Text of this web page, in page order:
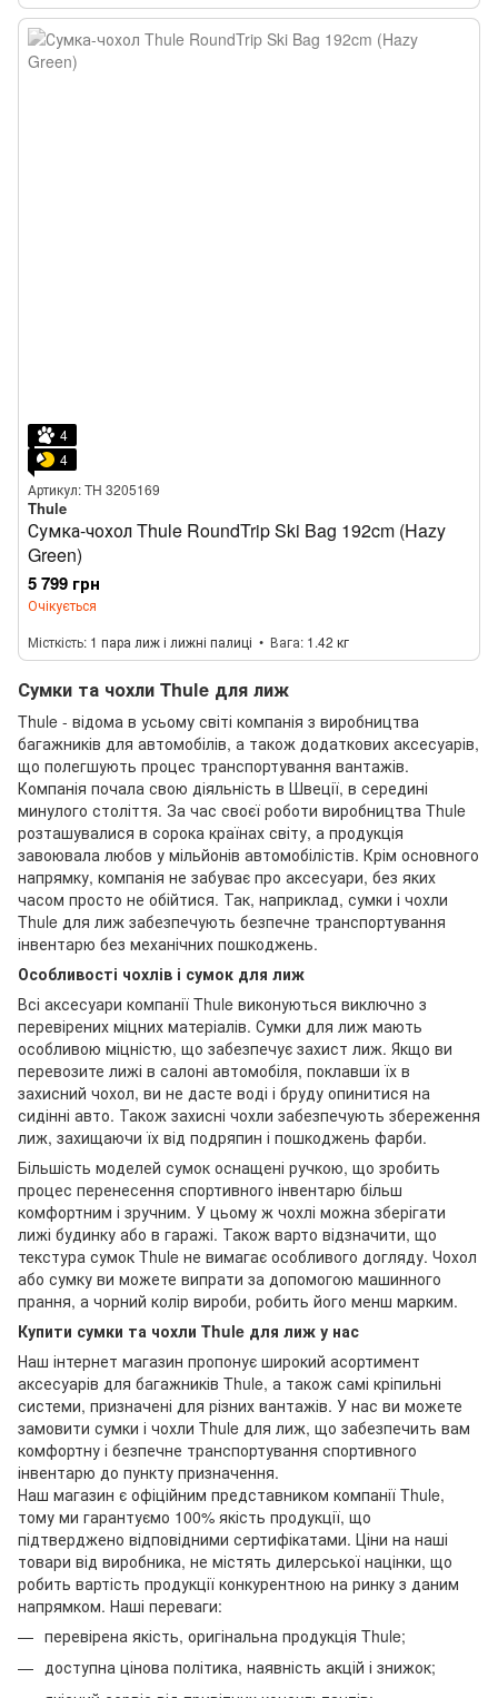
4
4
Артикул: TH 3205169
Thule
Сумка-чохол Thule RoundTrip Ski Bag 192cm (Hazy
Green)
5 799 грн
Очікується
Місткість 1 пара лиж і лижні палиці Вага 1.42 кг
Сумки та чохли Thule для лиж
Thule - відома в усьому світі компанія з виробництва
багажників для автомобілів, а також додаткових аксесуарів,
що полегшують процес транспортування вантажів.
Компанія почала свою діяльність в Швеції, в середині
минулого століття. За час своєї роботи виробництва Thule
розташувалися в сорока країнах світу, а продукція
завоювала любов у мільйонів автомобілістів. Крім основного
напрямку, компанія не забуває про аксесуари, без яких
часом просто не обійтися. Так, наприклад, сумки і чохли
Thule для лиж забезпечують безпечне транспортування
інвентарю без механічних пошкоджень.
Особливості чохлів і сумок для лиж
Всі аксесуари компанії Thule виконуються виключно з
перевірених міцних матеріалів. Сумки для лиж мають
особливою міцністю, що забезпечує захист лиж. Якщо ви
перевозите лижі в салоні автомобіля, поклавши їх в
захисний чохол, ви не дасте воді і бруду опинитися на
сидінні авто. Також захисні чохли забезпечують збереження
лиж, захищаючи їх від подряпин і пошкоджень фарби.
Більшість моделей сумок оснащені ручкою, що зробить
процес перенесення спортивного інвентарю більш
комфортним і зручним. У цьому ж чохлі можна зберігати
лижі будинку або в гаражі. Також варто відзначити, що
текстура сумок Thule не вимагає особливого догляду. Чохол
або сумку ви можете випрати за допомогою машинного
прання, а чорний колір вироби, робить його менш марким.
Купити сумки та чохли Thule для лиж у нас
Наш інтернет магазин пропонує широкий асортимент
аксесуарів для багажників Thule, а також самі кріпильні
системи, призначені для різних вантажів. У нас ви можете
замовити сумки і чохли Thule для лиж, що забезпечить вам
комфортну і безпечне транспортування спортивного
інвентарю до пункту призначення.
Наш магазин є офіційним представником компанії Thule,
тому ми гарантуємо 100% якість продукції, що
підтверджено відповідними сертифікатами. Ціни на наші
товари від виробника, не містять дилерської націнки, що
робить вартість продукції конкурентною на ринку з даним
напрямком. Наші переваги:
перевірена якість, оригінальна продукція Thule;
доступна цінова політика, наявність акцій і знижок;